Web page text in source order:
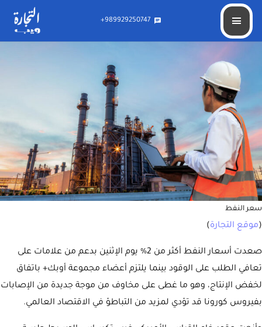
chat
989929250747+
أسعار النفط تصعد 2% مدعومة بتفاؤل حول اتفاق خفض الإنتاج
سعر النفط
(موقع التجارة)
صعدت أسعار النفط أكثر من 2% يوم الإثنين بدعم من علامات على
تعافي الطلب على الوقود بينما يلتزم أعضاء مجموعة أوبك+ باتفاق
لخفض الإنتاج، وهو ما غطى على مخاوف من موجة جديدة من الإصابات
بفيروس كورونا قد تؤدي لمزيد من التباطؤ في الاقتصاد العالمي.